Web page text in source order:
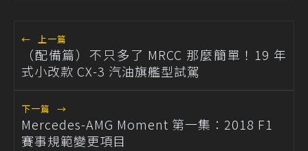
← 上一篇
（配備篇）不只多了 MRCC 那麼簡單！19 年
式小改款 CX-3 汽油旗艦型試駕
下一篇 →
Mercedes-AMG Moment 第一集：2018 F1
賽事規範變更項目